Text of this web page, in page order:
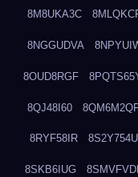
8M8UKA3C
8NGGUDVA
8OUD8RGF
8QJ48I60
8RYF58IR 8S2Y754U
8SKB6IUG